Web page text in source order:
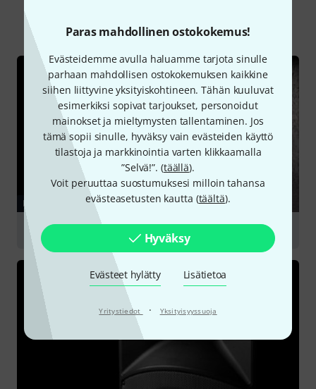
Paras mahdollinen ostokokemus!
Evästeidemme avulla haluamme tarjota sinulle
parhaan mahdollisen ostokokemuksen kaikkine
siihen liittyvine yksityiskohtineen. Tähän kuuluvat
esimerkiksi sopivat tarjoukset, personoidut
mainokset ja mieltymysten tallentaminen. Jos
tämä sopii sinulle, hyväksy vain evästeiden käyttö
tilastoja ja markkinointia varten klikkaamalla
”Selvä!”. (täällä).
Voit peruuttaa suostumuksesi milloin tahansa
evästeasetusten kautta (täältä).
Hyväksy
Evästeet hylätty Lisätietoa
Yritystiedot · Yksityisyyssuoja
NETTIOPAS
PA Speakers